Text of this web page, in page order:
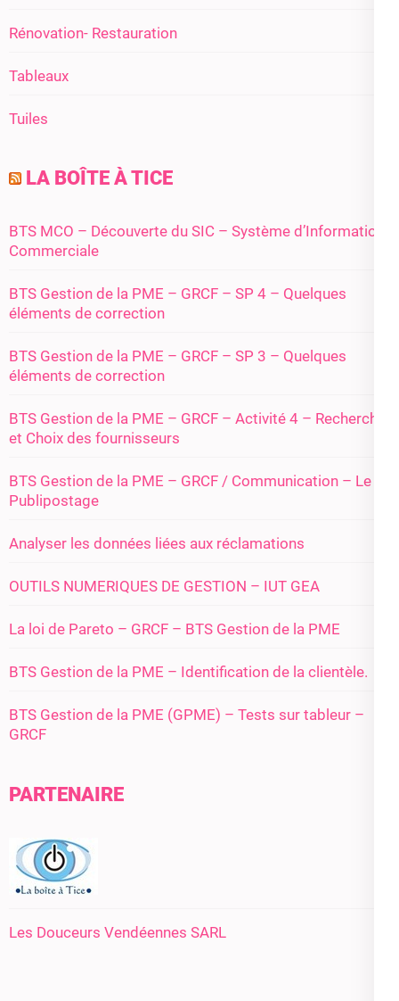
Rénovation- Restauration
Tableaux
Tuiles
LA BOÎTE À TICE
BTS MCO – Découverte du SIC – Système d’Information
Commerciale
BTS Gestion de la PME – GRCF – SP 4 – Quelques
éléments de correction
BTS Gestion de la PME – GRCF – SP 3 – Quelques
éléments de correction
BTS Gestion de la PME – GRCF – Activité 4 – Recherche
et Choix des fournisseurs
BTS Gestion de la PME – GRCF / Communication – Le
Publipostage
Analyser les données liées aux réclamations
OUTILS NUMERIQUES DE GESTION – IUT GEA
La loi de Pareto – GRCF – BTS Gestion de la PME
BTS Gestion de la PME – Identification de la clientèle.
BTS Gestion de la PME (GPME) – Tests sur tableur –
GRCF
PARTENAIRE
Les Douceurs Vendéennes SARL